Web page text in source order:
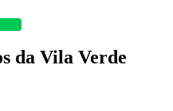
da Vila Verde